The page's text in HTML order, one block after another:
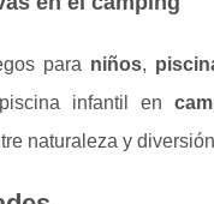
para niños,
infantil en
naturaleza y